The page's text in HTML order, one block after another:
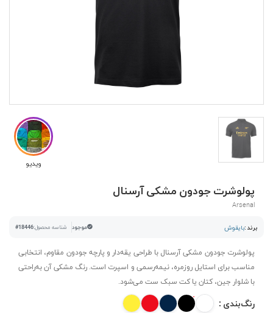
ویدیو
پولوشرت جودون مشکی آرسنال
Arsenal
برند :بایقوش موجود شناسه محصول:#18446
پولوشرت جودون مشکی آرسنال با طراحی یقه‌دار و پارچه جودون مقاوم، انتخابی
مناسب برای استایل روزمره، نیمه‌رسمی و اسپرت است. رنگ مشکی آن به‌راحتی
با شلوار جین، کتان یا کت سبک ست می‌شود.
رنگ‌بندی :